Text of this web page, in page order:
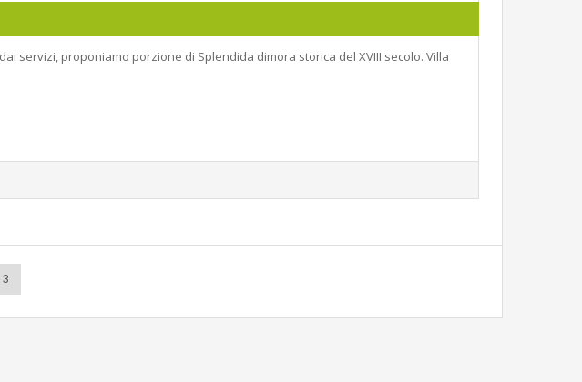
servizi, proponiamo porzione di Splendida dimora storica del XVIII secolo. Villa
3